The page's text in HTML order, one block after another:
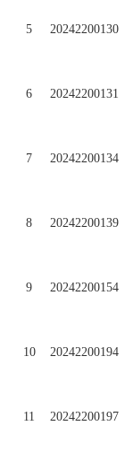
5 20242200130
6 20242200131
7 20242200134
8 20242200139
9 20242200154
10 20242200194
11 20242200197